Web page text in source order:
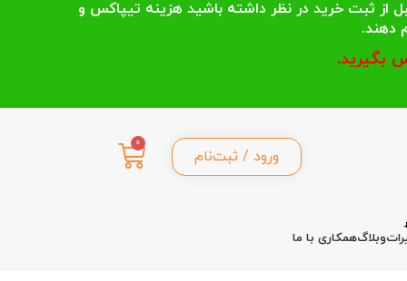
ورود / ثبت‌نام
0
وبلاگهمکاری با ما
می کنند قبل از ثبت خرید در نظر داشته باشید هزینه تیپاکس و
بگیرید.